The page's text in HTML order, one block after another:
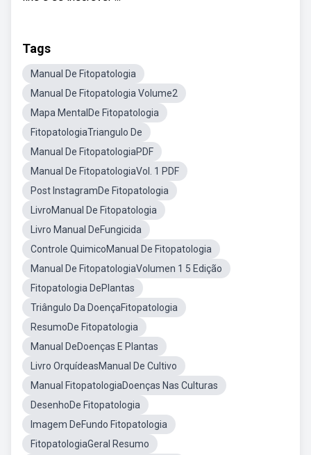
Tags
Manual De Fitopatologia
Manual De Fitopatologia Volume2
Mapa MentalDe Fitopatologia
FitopatologiaTriangulo De
Manual De FitopatologiaPDF
Manual De FitopatologiaVol. 1 PDF
Post InstagramDe Fitopatologia
LivroManual De Fitopatologia
Livro Manual DeFungicida
Controle QuimicoManual De Fitopatologia
Manual De FitopatologiaVolumen 1 5 Edição
Fitopatologia DePlantas
Triângulo Da DoençaFitopatologia
ResumoDe Fitopatologia
Manual DeDoenças E Plantas
Livro OrquídeasManual De Cultivo
Manual FitopatologiaDoenças Nas Culturas
DesenhoDe Fitopatologia
Imagem DeFundo Fitopatologia
FitopatologiaGeral Resumo